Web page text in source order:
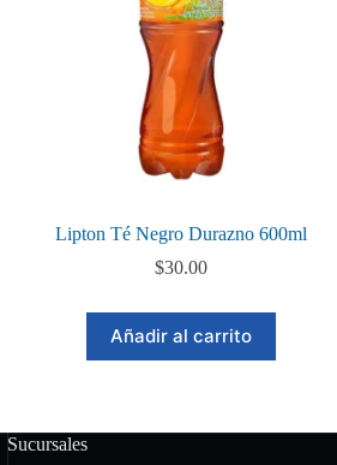
Lipton Té Negro Durazno 600ml
$30.00
Añadir al carrito
Sucursales